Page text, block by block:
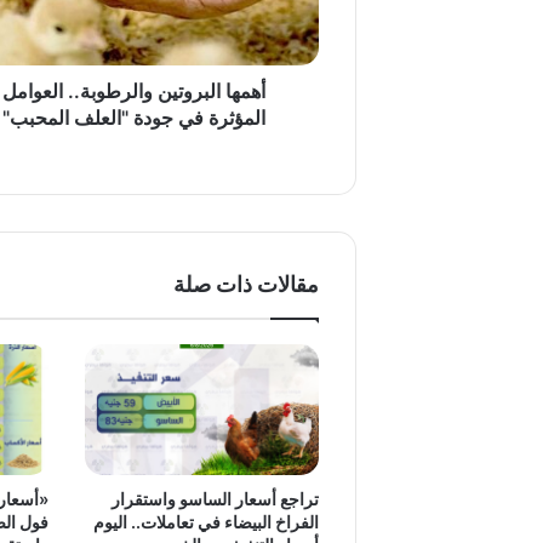
جودة
"العلف
المحبب"
أهمها البروتين والرطوبة.. العوامل
المؤثرة في جودة "العلف المحبب"
مقالات ذات صلة
تراجع أسعار الساسو واستقرار
الفراخ البيضاء في تعاملات.. اليوم
فول